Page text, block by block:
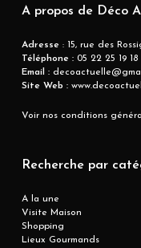
A propos de Déco
Adresse : 15, rue des
Téléphone :05 22 25 19 18
Email :
Site Web :
Voir nos conditions
Recherche par
A la une
Visite Maison
Shopping
Lieux Gourmands